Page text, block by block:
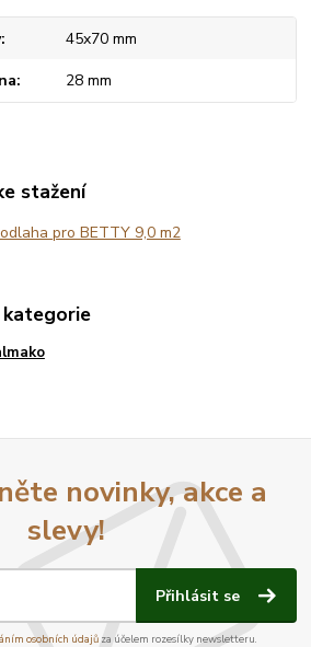
45x70 mm
28 mm
stažení
pro BETTY 9,0 m2
novinky, akce a
slevy!
Přihlásit se
osobních údajůza účelem rozesílky newsletteru.